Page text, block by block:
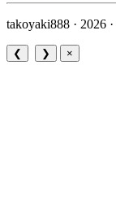
takoyaki888 · 2026 ·
❮ ❯ ×